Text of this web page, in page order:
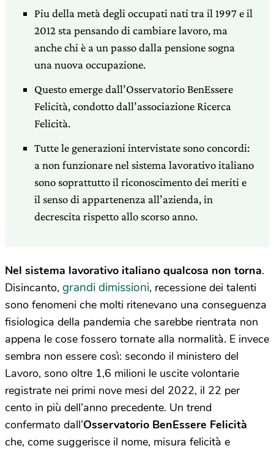
Piu della metà degli occupati nati tra il 1997 e il
2012 sta pensando di cambiare lavoro, ma
anche chi è a un passo dalla pensione sogna
una nuova occupazione.
Questo emerge dall’Osservatorio BenEssere
Felicità, condotto dall’associazione Ricerca
Felicità.
Tutte le generazioni intervistate sono concordi:
a non funzionare nel sistema lavorativo italiano
sono soprattutto il riconoscimento dei meriti e
il senso di appartenenza all’azienda, in
decrescita rispetto allo scorso anno.
Nel sistema lavorativo italiano qualcosa non torna.
Disincanto, grandi dimissioni, recessione dei talenti
sono fenomeni che molti ritenevano una conseguenza
fisiologica della pandemia che sarebbe rientrata non
appena le cose fossero tornate alla normalità. E invece
sembra non essere così: secondo il ministero del
Lavoro, sono oltre 1,6 milioni le uscite volontarie
registrate nei primi nove mesi del 2022, il 22 per
cento in più dell’anno precedente. Un trend
confermato dall’Osservatorio BenEssere Felicità
che, come suggerisce il nome, misura felicità e